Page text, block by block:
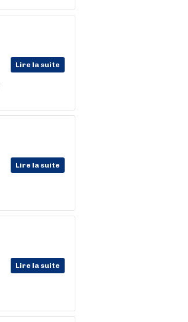
Lire la suite
Lire la suite
Lire la suite